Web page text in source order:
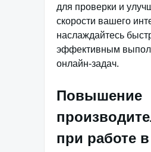
для проверки и
скорости вашего
наслаждайтесь
эффективным
онлайн-задач.
Повышение
при работе в